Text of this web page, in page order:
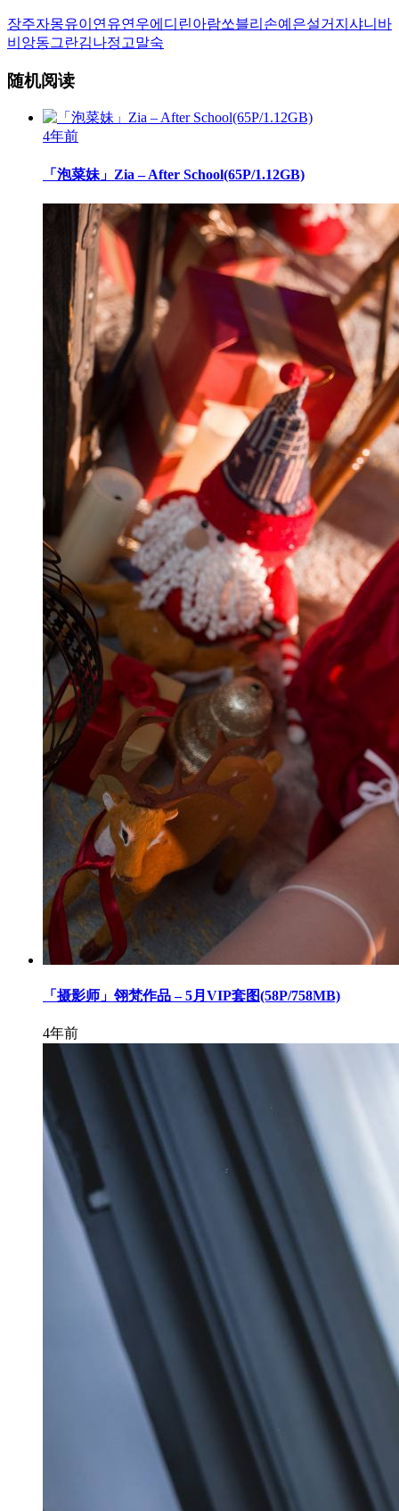
장주자몽유이 연유연우에디린아람쏘블리 손예은설거지 샤니 바
비앙동그란김나정 고말숙
随机阅读
4年前
「泡菜妹」Zia – After School(65P/1.12GB)
「摄影师」翎梵作品 – 5月VIP套图(58P/758MB)
4年前